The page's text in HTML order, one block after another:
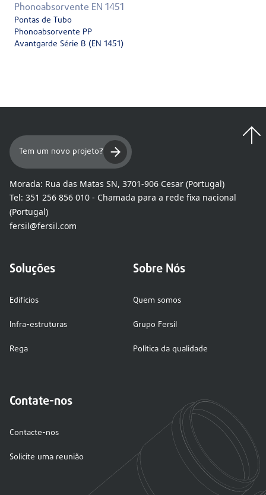
Phonoabsorvente EN 1451
Pontas de Tubo
Phonoabsorvente PP
Avantgarde Série B (EN 1451)
Tem um novo projeto?
Morada: Rua das Matas SN, 3701-906 Cesar (Portugal)
Tel: 351 256 856 010 - Chamada para a rede fixa nacional
(Portugal)
fersil@fersil.com
Soluções
Edifícios
Infra-estruturas
Rega
Sobre Nós
Quem somos
Grupo Fersil
Política da qualidade
Contate-nos
Contacte-nos
Solicite uma reunião